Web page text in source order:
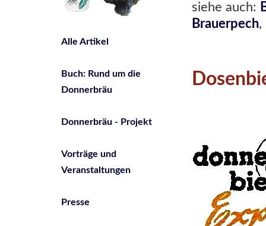
Alle Artikel
Buch: Rund um die
Donnerbräu
Donnerbräu - Projekt
Vorträge und
Veranstaltungen
Presse
siehe auch:
Brauerpech,